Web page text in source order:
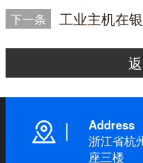
下一条 工业主机在
Address
浙江省杭
座三楼